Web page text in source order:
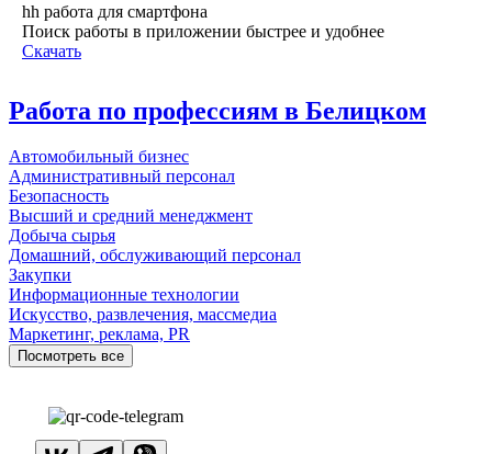
hh работа для смартфона
Поиск работы в приложении быстрее и удобнее
Скачать
Работа по профессиям в Белицком
Автомобильный бизнес
Административный персонал
Безопасность
Высший и средний менеджмент
Добыча сырья
Домашний, обслуживающий персонал
Закупки
Информационные технологии
Искусство, развлечения, массмедиа
Маркетинг, реклама, PR
Посмотреть все